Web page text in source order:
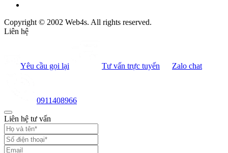
Copyright © 2002 Web4s. All rights reserved.
Liên hệ
Yêu cầu gọi lại Tư vấn trực tuyến Zalo chat
0911408966
Liên hệ tư vấn